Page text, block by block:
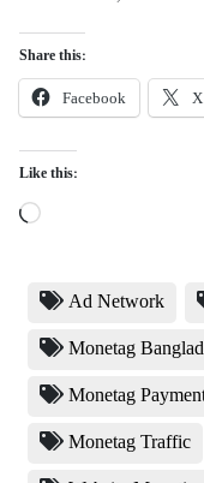
Share this:
Facebook X
Like this:
Loading…
Ad Network
Monetag
Monetag
Monetag Traffic